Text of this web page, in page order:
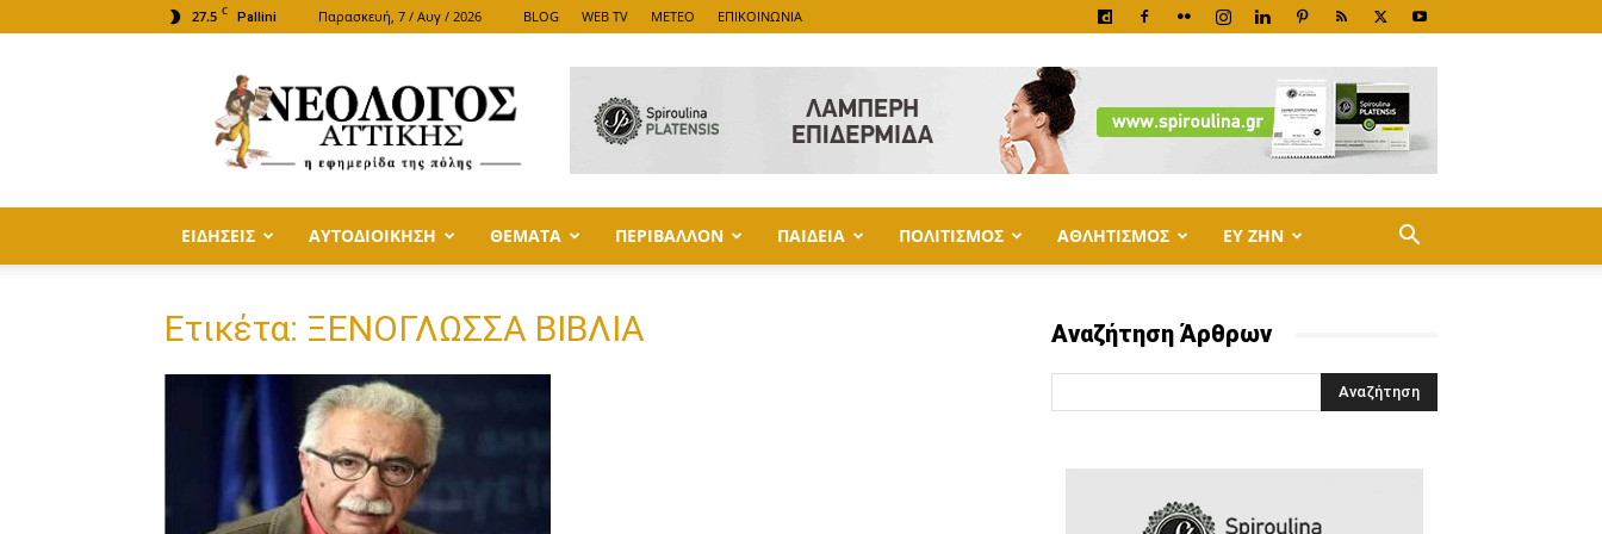
27.5 C Pallini Παρασκευή, 7 / Αυγ / 2026 BLOG WEB TV METEO ΕΠΙΚΟΙΝΩΝΙΑ
ΑΤΤΙΚΗΣ
ΕΙΔΗΣΕΙΣ ΑΥΤΟΔΙΟΙΚΗΣΗ ΘΕΜΑΤΑ ΠΕΡΙΒΑΛΛΟΝ ΠΑΙΔΕΙΑ ΠΟΛΙΤΙΣΜΟΣ ΑΘΛΗΤΙΣΜΟΣ ΕΥ ΖΗΝ
Ετικέτα: ΞΕΝΟΓΛΩΣΣΑ ΒΙΒΛΙΑ Αναζήτηση Άρθρων